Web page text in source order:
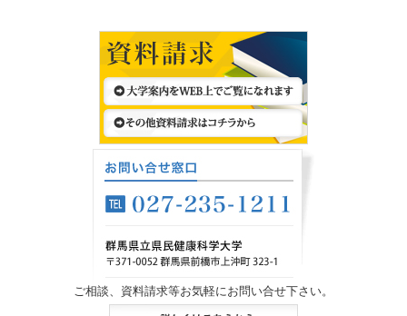
ご相談、資料請求等お気軽にお問い合せ下さい。